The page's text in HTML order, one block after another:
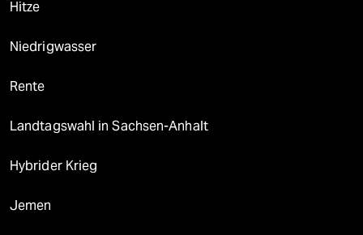
Hitze
Niedrigwasser
Rente
Landtagswahl in Sachsen-Anhalt
Hybrider Krieg
Jemen